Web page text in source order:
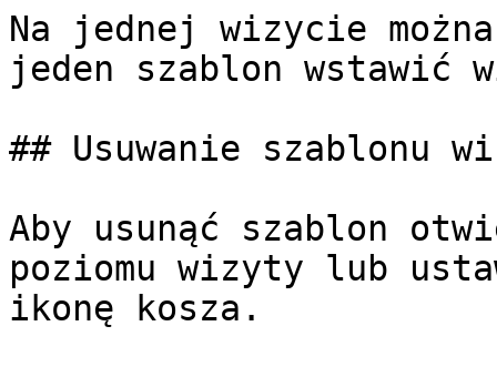
Na jednej wizycie
jeden szablon wstawić
## Usuwanie szablonu
Aby usunąć szablon
poziomu wizyty lub
ikonę kosza.